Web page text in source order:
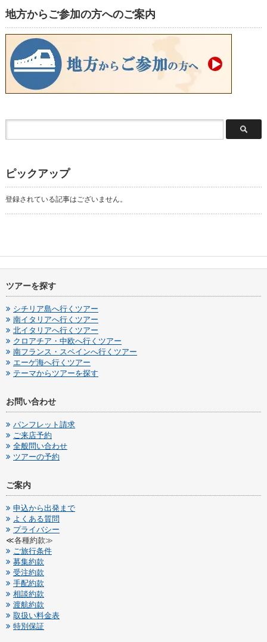
地方からご参加の方へのご案内
ピックアップ
登録されている記事はございません。
ツアーを探す
シチリア島へ行くツアー
南イタリアへ行くツアー
北イタリアへ行くツアー
クロアチア・中欧へ行くツアー
南フランス・スペインへ行くツアー
エーゲ海へ行くツアー
テーマからツアーを探す
お問い合わせ
パンフレット請求
ご来店予約
全般問い合わせ
ツアーの予約
ご案内
申込から出発まで
よくある質問
プライバシー
≪各種約款≫
ご旅行条件
募集約款
受注約款
手配約款
相談約款
渡航約款
取扱い料金表
特別保証